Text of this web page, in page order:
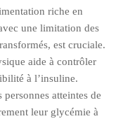
riche en
une limitation des
est cruciale.
aide à contrôler
à l’insuline.
personnes atteintes de
leur glycémie à